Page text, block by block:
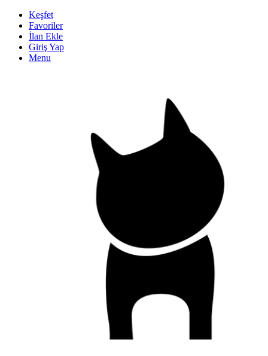
Keşfet
Favoriler
İlan Ekle
Giriş Yap
Menu